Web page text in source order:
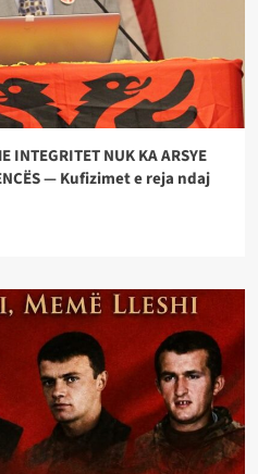
INTEGRITET NUK KA ARSYE
— Kufizimet e reja ndaj